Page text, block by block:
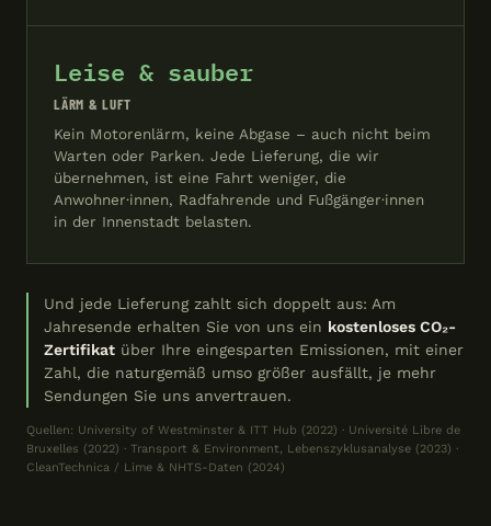
Leise & sauber
LÄRM & LUFT
Kein Motorenlärm, keine Abgase – auch nicht beim
Warten oder Parken. Jede Lieferung, die wir
übernehmen, ist eine Fahrt weniger, die
Anwohner·innen, Radfahrende und Fußgänger·innen
in der Innenstadt belasten.
Und jede Lieferung zahlt sich doppelt aus: Am
Jahresende erhalten Sie von uns ein kostenloses CO₂-
Zertifikat über Ihre eingesparten Emissionen, mit einer
Zahl, die naturgemäß umso größer ausfällt, je mehr
Sendungen Sie uns anvertrauen.
Quellen: University of Westminster & ITT Hub (2022) · Université Libre de
Bruxelles (2022) · Transport & Environment, Lebenszyklusanalyse (2023) ·
CleanTechnica / Lime & NHTS-Daten (2024)